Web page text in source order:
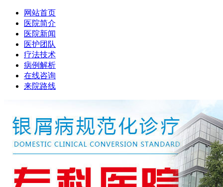
网站首页
医院简介
医院新闻
医护团队
疗法技术
病例解析
在线咨询
来院路线